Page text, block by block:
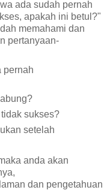
ada sudah pernah
apakah ini betul?"
memahami dan
pertanyaan-
pernah
sukses?
setelah
anda akan
dan pengetahuan